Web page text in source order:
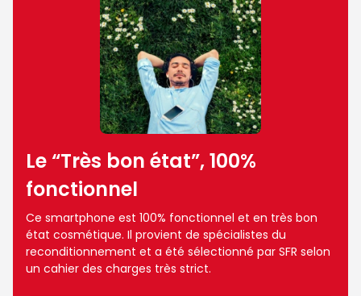
Le “Très bon état”, 100%
fonctionnel
Ce smartphone est 100% fonctionnel et en très bon
état cosmétique. Il provient de spécialistes du
reconditionnement et a été sélectionné par SFR selon
un cahier des charges très strict.